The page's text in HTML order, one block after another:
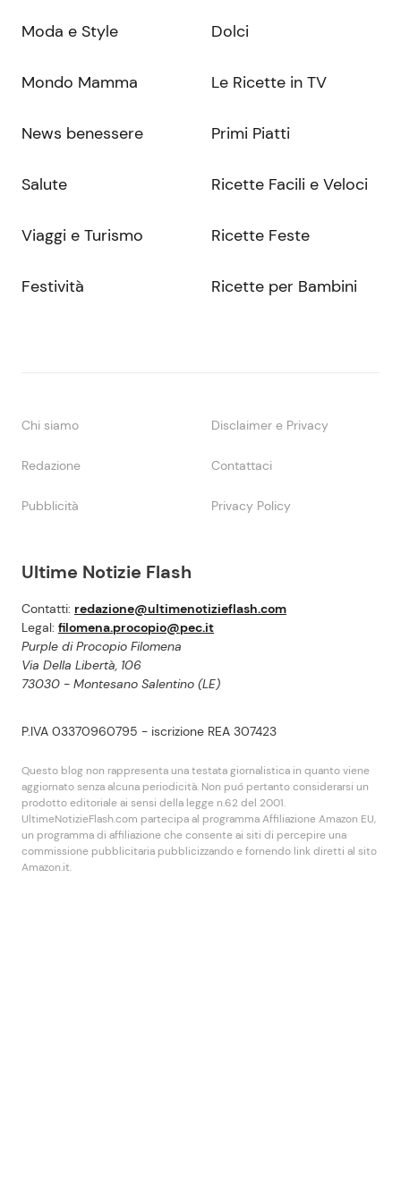
Ultime Notizie Flash
Contatti: redazione@ultimenotizieflash.com
Legal: filomena.procopio@pec.it
Purple di Procopio Filomena
Via Della Libertà, 106
73030 - Montesano Salentino (LE)
P.IVA 03370960795 - iscrizione REA 307423
Questo blog non rappresenta una testata giornalistica in quanto viene
aggiornato senza alcuna periodicità. Non puó pertanto considerarsi un
prodotto editoriale ai sensi della legge n.62 del 2001.
UltimeNotizieFlash.com partecipa al programma Affiliazione Amazon EU,
un programma di affiliazione che consente ai siti di percepire una
commissione pubblicitaria pubblicizzando e fornendo link diretti al sito
Amazon.it.
Moda e Style
Mondo Mamma
News benessere
Salute
Viaggi e Turismo
Festività
Dolci
Le Ricette in TV
Primi Piatti
Ricette Facili e Veloci
Ricette Feste
Ricette per Bambini
Chi siamo Disclaimer e Privacy
Redazione Contattaci
Pubblicità Privacy Policy